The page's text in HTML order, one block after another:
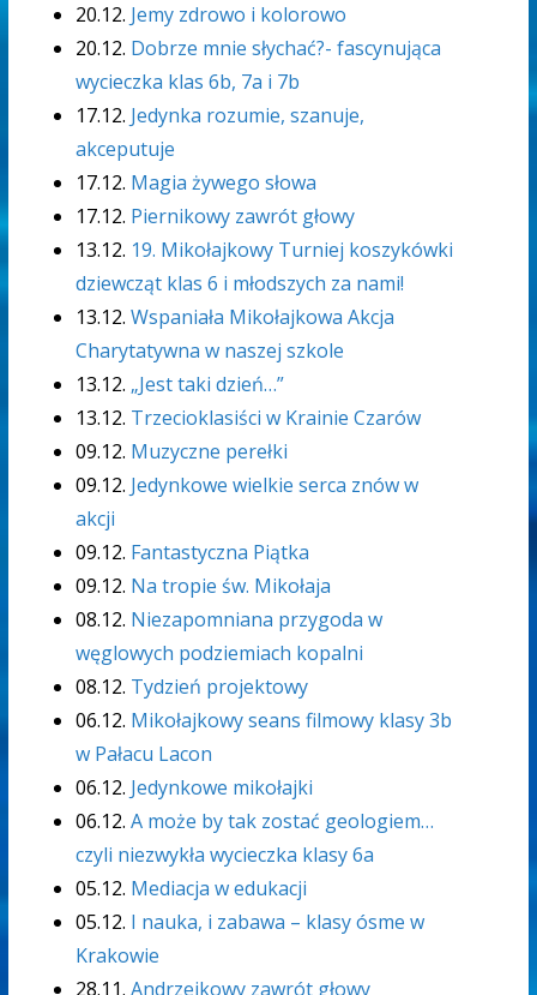
20.12. Jemy zdrowo i kolorowo
20.12. Dobrze mnie słychać?- fascynująca
wycieczka klas 6b, 7a i 7b
17.12. Jedynka rozumie, szanuje,
akceputuje
17.12. Magia żywego słowa
17.12. Piernikowy zawrót głowy
13.12. 19. Mikołajkowy Turniej koszykówki
dziewcząt klas 6 i młodszych za nami!
13.12. Wspaniała Mikołajkowa Akcja
Charytatywna w naszej szkole
13.12. „Jest taki dzień…”
13.12. Trzecioklasiści w Krainie Czarów
09.12. Muzyczne perełki
09.12. Jedynkowe wielkie serca znów w
akcji
09.12. Fantastyczna Piątka
09.12. Na tropie św. Mikołaja
08.12. Niezapomniana przygoda w
węglowych podziemiach kopalni
08.12. Tydzień projektowy
06.12. Mikołajkowy seans filmowy klasy 3b
w Pałacu Lacon
06.12. Jedynkowe mikołajki
06.12. A może by tak zostać geologiem…
czyli niezwykła wycieczka klasy 6a
05.12. Mediacja w edukacji
05.12. I nauka, i zabawa – klasy ósme w
Krakowie
28.11. Andrzejkowy zawrót głowy